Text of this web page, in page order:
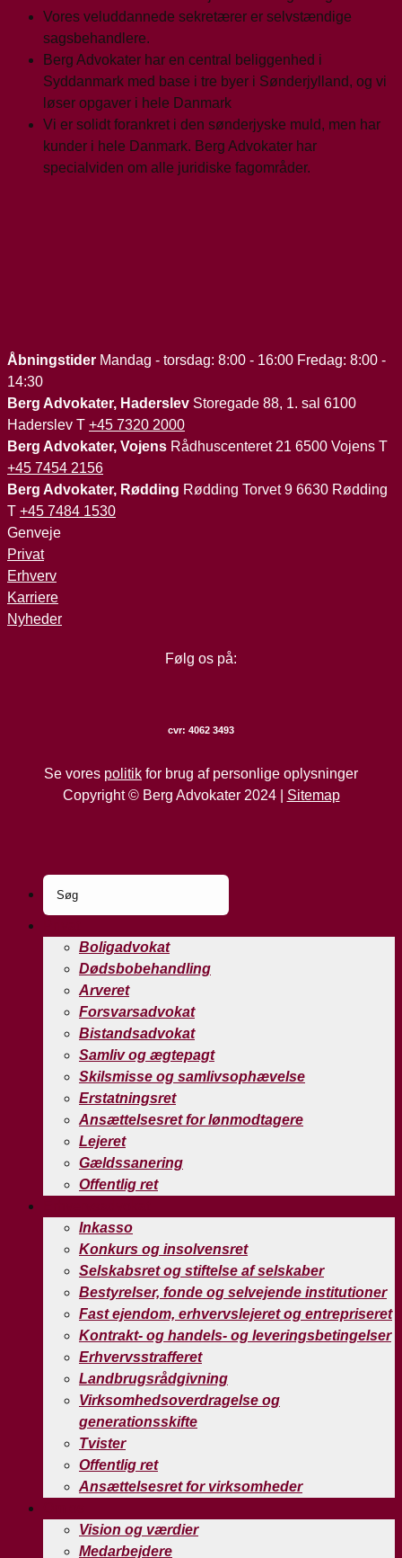
Vores veluddannede sekretærer er selvstændige
sagsbehandlere.
Berg Advokater har en central beliggenhed i
Syddanmark med base i tre byer i Sønderjylland, og vi
løser opgaver i hele Danmark
Vi er solidt forankret i den sønderjyske muld, men har
kunder i hele Danmark. Berg Advokater har
specialviden om alle juridiske fagområder.
Åbningstider Mandag - torsdag: 8:00 - 16:00 Fredag: 8:00 -
14:30
Berg Advokater, Haderslev Storegade 88, 1. sal 6100
Haderslev T +45 7320 2000
Berg Advokater, Vojens Rådhuscenteret 21 6500 Vojens T
+45 7454 2156
Berg Advokater, Rødding Rødding Torvet 9 6630 Rødding
T +45 7484 1530
Genveje
Privat
Erhverv
Karriere
Nyheder
Følg os på:
cvr: 4062 3493
Se vores politik for brug af personlige oplysninger
Copyright © Berg Advokater 2024 | Sitemap
Boligadvokat
Dødsbobehandling
Arveret
Forsvarsadvokat
Bistandsadvokat
Samliv og ægtepagt
Skilsmisse og samlivsophævelse
Erstatningsret
Ansættelsesret for lønmodtagere
Lejeret
Gældssanering
Offentlig ret
Inkasso
Konkurs og insolvensret
Selskabsret og stiftelse af selskaber
Bestyrelser, fonde og selvejende institutioner
Fast ejendom, erhvervslejeret og entrepriseret
Kontrakt- og handels- og leveringsbetingelser
Erhvervsstrafferet
Landbrugsrådgivning
Virksomhedsoverdragelse og
generationsskifte
Tvister
Offentlig ret
Ansættelsesret for virksomheder
Vision og værdier
Medarbejdere